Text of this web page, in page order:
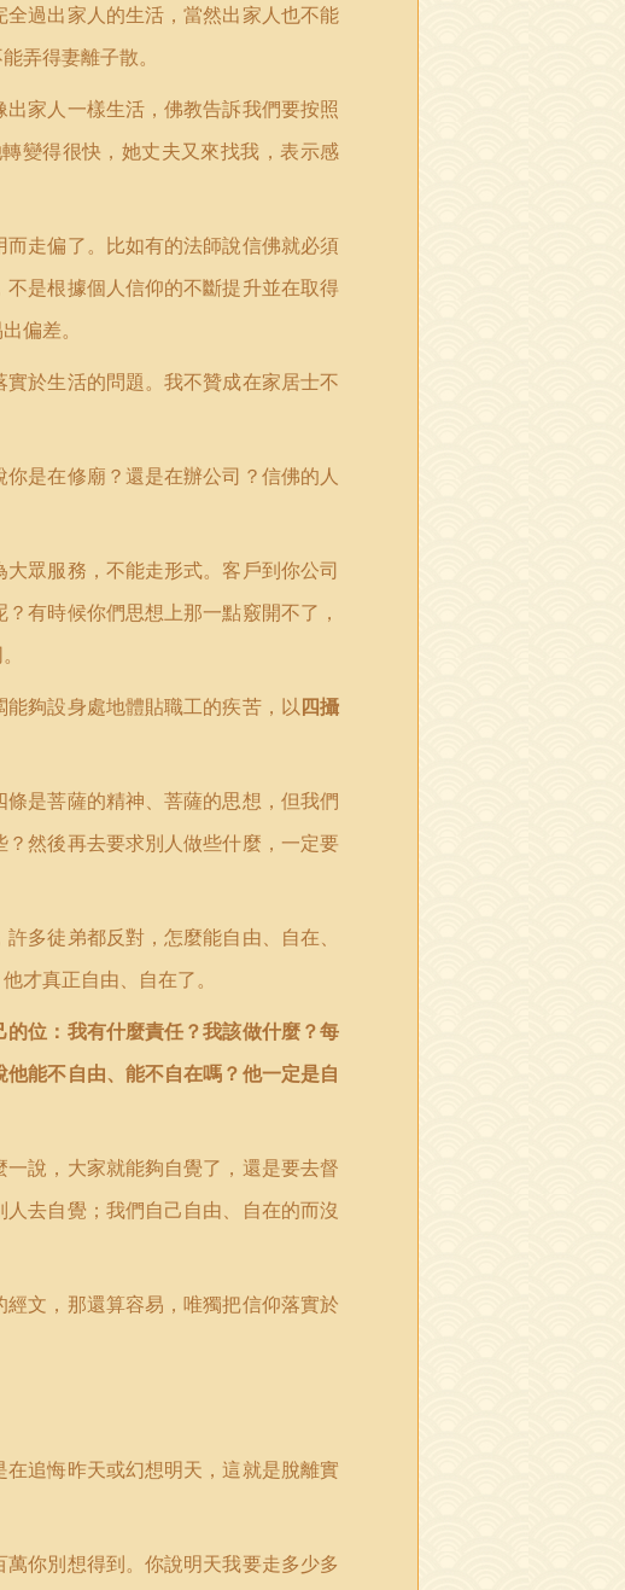
過出家人的生活，當然出家人也不能
弄得妻離子散。
家人一樣生活，佛教告訴我們要按照
變得很快，她丈夫又來找我，表示感
走偏了。比如有的法師說信佛就必須
是根據個人信仰的不斷提升並在取得
偏差。
於生活的問題。我不贊成在家居士不
是在修廟？還是在辦公司？信佛的人
眾服務，不能走形式。客戶到你公司
有時候你們思想上那一點竅開不了，
能夠設身處地體貼職工的疾苦，以四攝
是菩薩的精神、菩薩的思想，但我們
然後再去要求別人做些什麼，一定要
多徒弟都反對，怎麼能自由、自在、
才真正自由、自在了。
位：我有什麼責任？我該做什麼？每
能不自由、能不自在嗎？他一定是自
說，大家就能夠自覺了，還是要去督
去自覺；我們自己自由、自在的而沒
文，那還算容易，唯獨把信仰落實於
追悔昨天或幻想明天，這就是脫離實
你別想得到。你說明天我要走多少多